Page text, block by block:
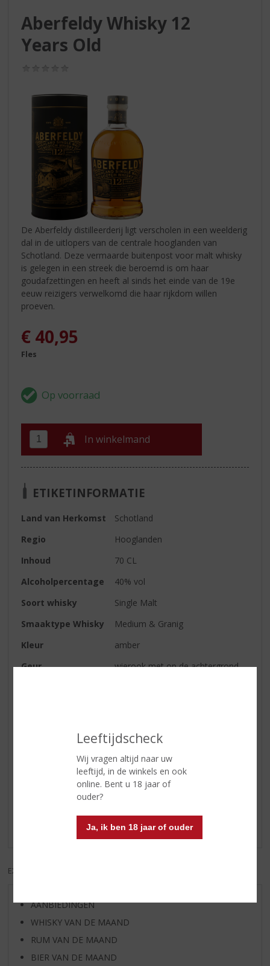
Leeftijdscheck
Wij vragen altijd naar uw
leeftijd, in de winkels en ook
online. Bent u 18 jaar of
ouder?
Ja, ik ben 18 jaar of ouder
Aberfeldy Whisky 12
Years Old
De Aberfeldy distilleerderij ligt verscholen in een weelderig
dal in de uitlopers van de centrale hooglanden van
Schotland. Deze vermaarde buitenpost voor malt whisky
is gelegen in een streek die beroemd is om haar
goudafzettingen en heeft al sinds het einde van de 19e
eeuw reizigers verwelkomd die haar rijkdom willen
proeven.
€ 40,95
Fles
In winkelmand
ETIKETINFORMATIE
Land van Herkomst
Schotland
Regio
Hooglanden
Inhoud
70 CL
Alcoholpercentage
40% vol
Soort whisky
Single Malt
Smaaktype Whisky
Medium & Granig
Kleur
amber
Geur
wierook met op de achtergrond
uitgesproken droog
Reviews
Er zijn nog geen reviews geplaatst voor dit product
EXCL. BTW
AANBIEDINGEN
WHISKY VAN DE MAAND
RUM VAN DE MAAND
BIER VAN DE MAAND